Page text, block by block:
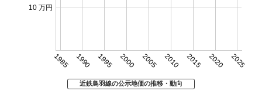
1985 1990 1995 2000 2005 2010 2015 2020 2025
10 万円
近鉄鳥羽線の公示地価の推移・動向